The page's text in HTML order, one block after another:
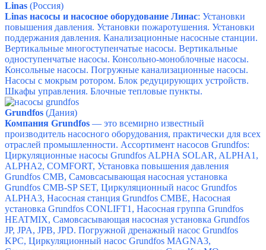
Linas (Россия)
Linas насосы и насосное оборудование Линас: Установки
повышения давления. Установки пожаротушения. Установки
поддержания давления. Канализационные насосные станции.
Вертикальные многоступенчатые насосы. Вертикальные
одноступенчатые насосы. Консольно-моноблочные насосы.
Консольные насосы. Погружные канализационные насосы.
Насосы с мокрым ротором. Блок редуцирующих устройств.
Шкафы управления. Блочные тепловые пункты.
Grundfos (Дания)
Компания Grundfos — это всемирно известный
производитель насосного оборудования, практически для всех
отраслей промышленности. Ассортимент насосов Grundfos:
Циркуляционные насосы Grundfos ALPHA SOLAR, ALPHA1,
ALPHA2, COMFORT, Установка повышения давления
Grundfos CMB, Самовсасывающая насосная установка
Grundfos CMB-SP SET, Циркуляционный насос Grundfos
ALPHA3, Насосная станция Grundfos CMBE, Насосная
установка Grundfos CONLIFT1, Насосная группа Grundfos
HEATMIX, Самовсасывающая насосная установка Grundfos
JP, JPA, JPB, JPD. Погружной дренажный насос Grundfos
KPC, Циркуляционный насос Grundfos MAGNA3,